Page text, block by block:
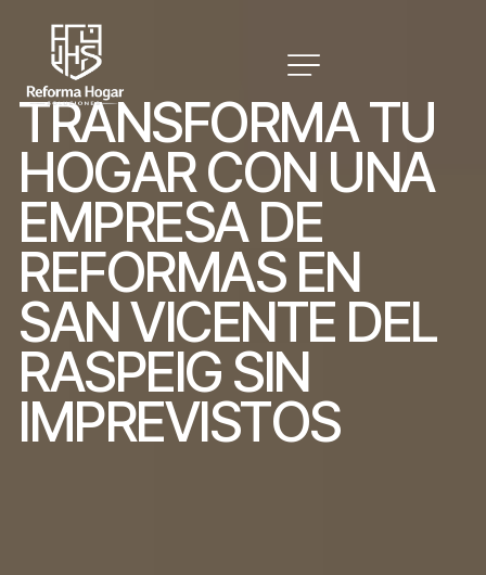
TRANSFORMATU
HOGARCON UNA
EMPRESA DE
REFORMAS EN
SANVICENTE DEL
RASPEIG SIN
IMPREVISTOS